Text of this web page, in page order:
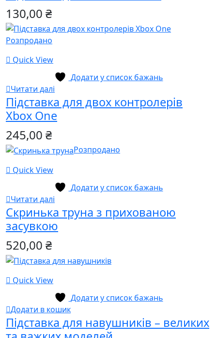
має
варіантів.
на
сторінці
130,00 ₴
Розпродано
Quick View
Додати у список бажань
Читати далі
Підставка для двох контролерів
Xbox One
245,00 ₴
Розпродано
Quick View
Додати у список бажань
Читати далі
Скринька труна з прихованою
засувкою
520,00 ₴
Quick View
Додати у список бажань
Додати в кошик
Підставка для навушників – великих